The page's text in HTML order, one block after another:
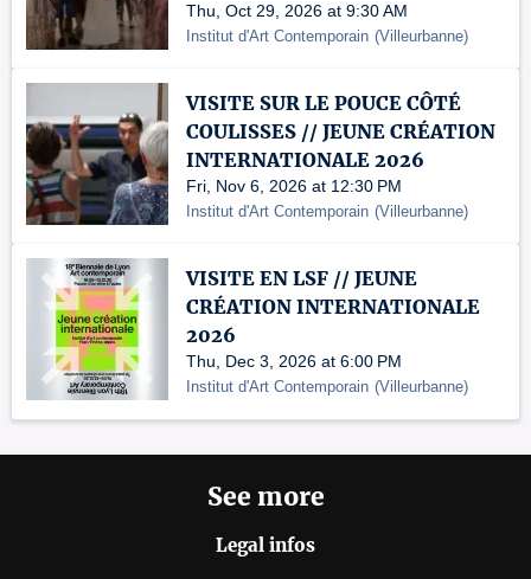
Thu, Oct 29, 2026 at 9:30 AM
Institut d'Art Contemporain (Villeurbanne)
VISITE SUR LE POUCE CÔTÉ
COULISSES // JEUNE CRÉATION
INTERNATIONALE 2026
Fri, Nov 6, 2026 at 12:30 PM
Institut d'Art Contemporain (Villeurbanne)
VISITE EN LSF // JEUNE
CRÉATION INTERNATIONALE
2026
Thu, Dec 3, 2026 at 6:00 PM
Institut d'Art Contemporain (Villeurbanne)
See more
Legal infos